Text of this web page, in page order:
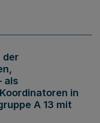
der
als
in
A 13 mit